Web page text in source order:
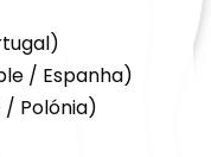
/ Espanha)
/ Polónia)